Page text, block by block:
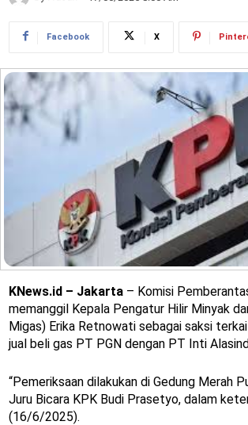
Facebook X
KNews.id – Jakarta – Komisi
memanggil Kepala Pengatur Hilir Minyak
Migas) Erika Retnowati sebagai saksi
jual beli gas PT PGN dengan PT Inti
“Pemeriksaan dilakukan di Gedung Merah
Juru Bicara KPK Budi Prasetyo, dalam
(16/6/2025).